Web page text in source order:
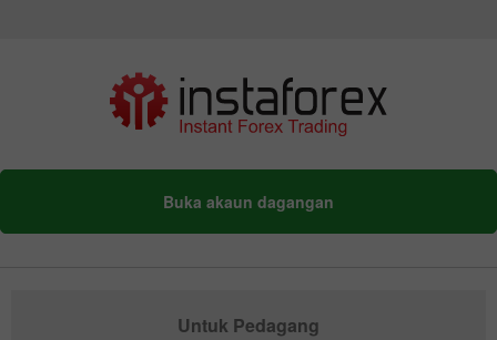
Buka akaun dagangan
Untuk Pedagang